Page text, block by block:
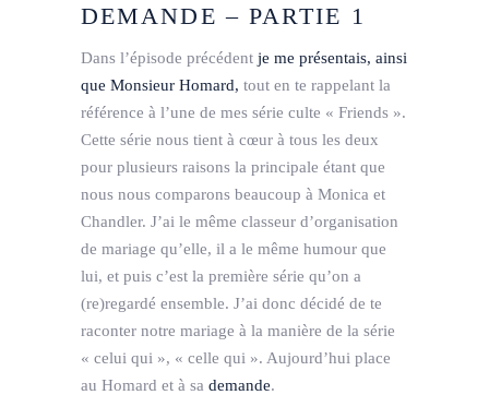
DEMANDE – PARTIE 1
Dans l’épisode précédent je me présentais, ainsi
que Monsieur Homard, tout en te rappelant la
référence à l’une de mes série culte « Friends ».
Cette série nous tient à cœur à tous les deux
pour plusieurs raisons la principale étant que
nous nous comparons beaucoup à Monica et
Chandler. J’ai le même classeur d’organisation
de mariage qu’elle, il a le même humour que
lui, et puis c’est la première série qu’on a
(re)regardé ensemble. J’ai donc décidé de te
raconter notre mariage à la manière de la série
« celui qui », « celle qui ». Aujourd’hui place
au Homard et à sa demande.